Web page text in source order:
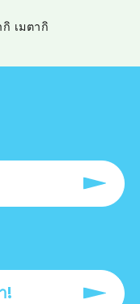
เมตากิ
!